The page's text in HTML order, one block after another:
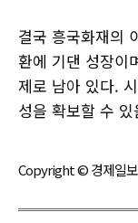
결국 흥국화재의
환에 기댄 성장이
제로 남아 있다.
성을 확보할 수
Copyright © 경제일보